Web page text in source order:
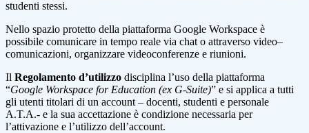
studenti stessi.
Nello spazio protetto della piattaforma Google Workspace è
possibile comunicare in tempo reale via chat o attraverso video–
comunicazioni, organizzare videoconferenze e riunioni.
Il Regolamento d’utilizzo disciplina l’uso della piattaforma
“Google Workspace for Education (ex G-Suite)” e si applica a tutti
gli utenti titolari di un account – docenti, studenti e personale
A.T.A.- e la sua accettazione è condizione necessaria per
l’attivazione e l’utilizzo dell’account.